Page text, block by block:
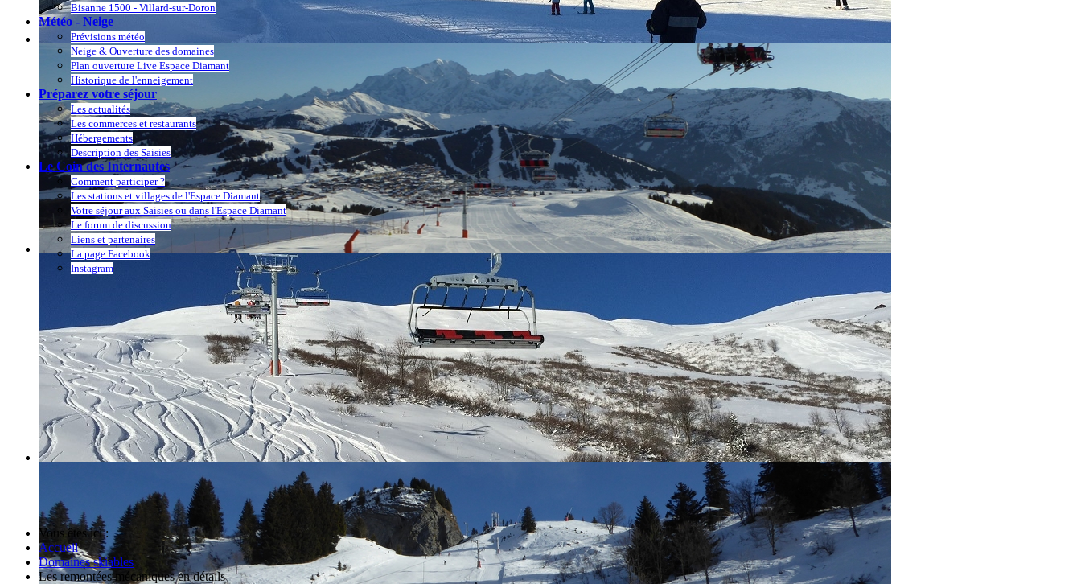
Bisanne 1500 - Villard-sur-Doron
Météo - Neige
Prévisions météo
Neige & Ouverture des domaines
Plan ouverture Live Espace Diamant
Historique de l'enneigement
Préparez votre séjour
Les actualités
Les commerces et restaurants
Hébergements
Description des Saisies
Le Coin des Internautes
Comment participer ?
Les stations et villages de l'Espace Diamant
Votre séjour aux Saisies ou dans l'Espace Diamant
Le forum de discussion
Liens et partenaires
La page Facebook
Instagram
Vous êtes ici :
Accueil
Domaines skiables
Les remontées mécaniques en détails